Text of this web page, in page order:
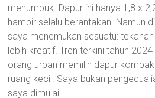
menumpuk. Dapur ini hanya 1,8 x
hampir selalu berantakan. Namun
saya menemukan sesuatu:
lebih kreatif. Tren terkini tahun
orang urban memilih dapur
ruang kecil. Saya bukan
saya dimulai.